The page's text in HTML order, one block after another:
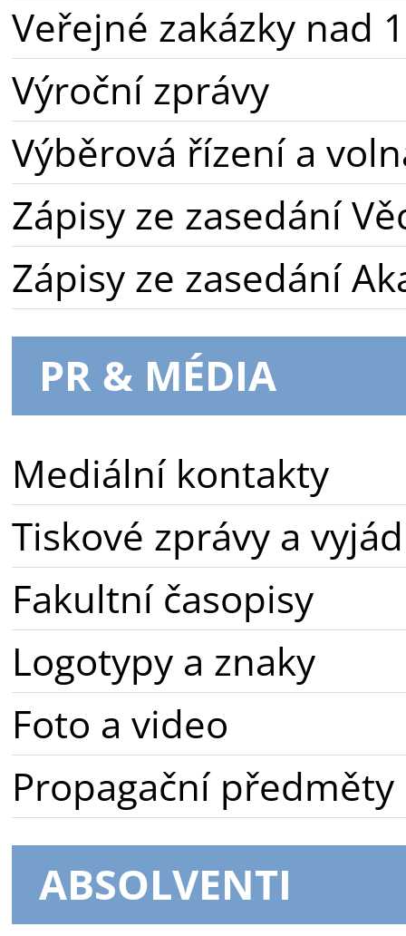
Veřejné zakázky nad
Výroční zprávy
Výběrová řízení a
Zápisy ze zasedání
Zápisy ze zasedání
PR & MÉDIA
Mediální kontakty
Tiskové zprávy a
Fakultní časopisy
Logotypy a znaky
Foto a video
Propagační předměty
ABSOLVENTI